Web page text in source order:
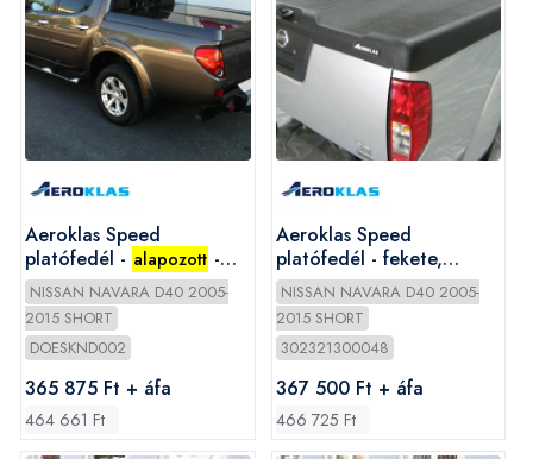
Aeroklas Speed
platófedél - alapozott -
Nissan D/C 2005-2015
NISSAN NAVARA D40 2005-
2015 SHORT
DOESKND002
365 875 Ft + áfa
464 661 Ft
Aeroklas Speed
platófedél - fekete,
szemcsés - Nissan D/C
2005-2015
NISSAN NAVARA D40 2005-
2015 SHORT
302321300048
367 500 Ft + áfa
466 725 Ft